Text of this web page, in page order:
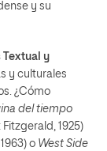
y su
Textual y
y culturales
¿Cómo
del tiempo
Fitzgerald, 1925)
o West Side